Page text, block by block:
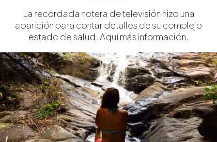
La recordada notera de televisión hizo una
aparición para contar detalles de su complejo
estado de salud. Aquí más información.